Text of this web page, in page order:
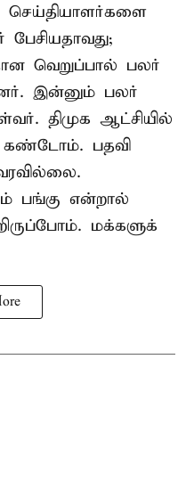
செய்தியாளர்களை
வெறுப்பால் பலர்
இன்னும் பலர்
திமுக ஆட்சியில்
பதவி
பங்கு என்றால்
மக்களுக்